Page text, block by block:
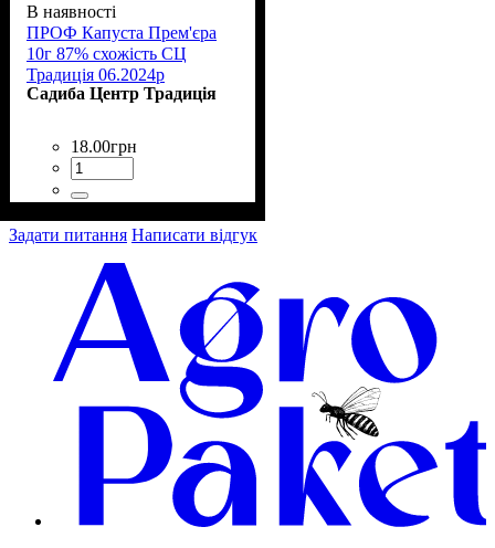
В наявності
ПРОФ Капуста Прем'єра
10г 87% схожість СЦ
Традиція 06.2024р
Садиба Центр Традиція
18.00грн
Задати питання Написати відгук